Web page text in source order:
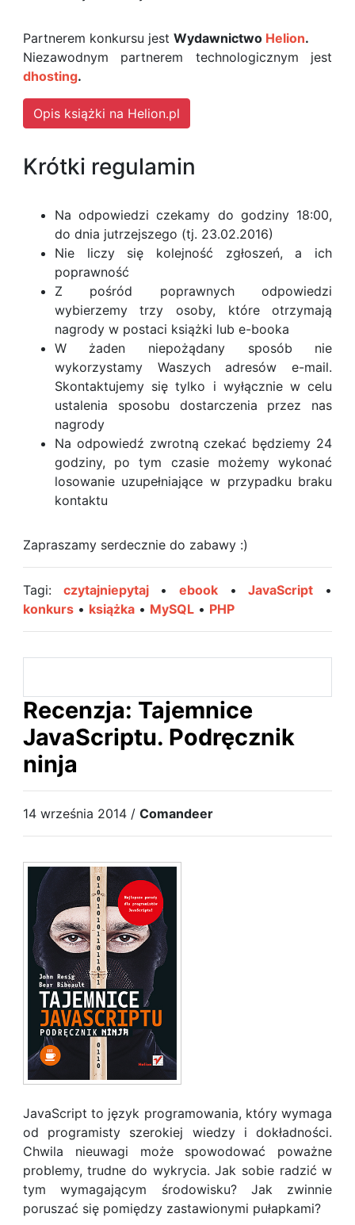
Partnerem konkursu jest Wydawnictwo Helion.
Niezawodnym partnerem technologicznym jest
dhosting.
Opis książki na Helion.pl
Krótki regulamin
Na odpowiedzi czekamy do godziny 18:00,
do dnia jutrzejszego (tj. 23.02.2016)
Nie liczy się kolejność zgłoszeń, a ich
poprawność
Z pośród poprawnych odpowiedzi
wybierzemy trzy osoby, które otrzymają
nagrody w postaci książki lub e-booka
W żaden niepożądany sposób nie
wykorzystamy Waszych adresów e-mail.
Skontaktujemy się tylko i wyłącznie w celu
ustalenia sposobu dostarczenia przez nas
nagrody
Na odpowiedź zwrotną czekać będziemy 24
godziny, po tym czasie możemy wykonać
losowanie uzupełniające w przypadku braku
kontaktu
Zapraszamy serdecznie do zabawy :)
Tagi: czytajniepytaj• ebook •JavaScript •
konkurs• książka• MySQL• PHP
Recenzja: Tajemnice
JavaScriptu. Podręcznik
ninja
14 września 2014 / Comandeer
JavaScript to język programowania, który wymaga
od programisty szerokiej wiedzy i dokładności.
Chwila nieuwagi może spowodować poważne
problemy, trudne do wykrycia. Jak sobie radzić w
tym wymagającym środowisku? Jak zwinnie
poruszać się pomiędzy zastawionymi pułapkami?